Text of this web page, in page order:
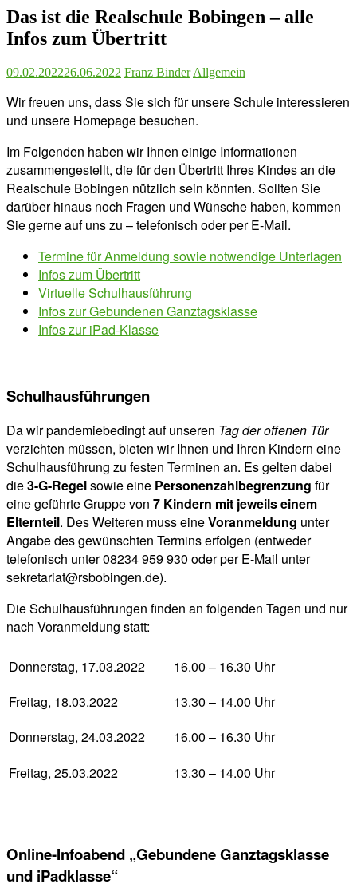
Das ist die Realschule Bobingen – alle
Infos zum Übertritt
09.02.202226.06.2022 Franz Binder Allgemein
Wir freuen uns, dass Sie sich für unsere Schule interessieren
und unsere Homepage besuchen.
Im Folgenden haben wir Ihnen einige Informationen
zusammengestellt, die für den Übertritt Ihres Kindes an die
Realschule Bobingen nützlich sein könnten. Sollten Sie
darüber hinaus noch Fragen und Wünsche haben, kommen
Sie gerne auf uns zu – telefonisch oder per E-Mail.
Termine für Anmeldung sowie notwendige Unterlagen
Infos zum Übertritt
Virtuelle Schulhausführung
Infos zur Gebundenen Ganztagsklasse
Infos zur iPad-Klasse
Schulhausführungen
Da wir pandemiebedingt auf unseren Tag der offenen Tür
verzichten müssen, bieten wir Ihnen und Ihren Kindern eine
Schulhausführung zu festen Terminen an. Es gelten dabei
die3-G-Regelsowie eine Personenzahlbegrenzung für
eine geführte Gruppe von 7 Kindern mit jeweils einem
Elternteil. Des Weiteren muss eineVoranmeldung unter
Angabe des gewünschten Termins erfolgen (entweder
telefonisch unter 08234 959 930 oder per E-Mail unter
sekretariat@rsbobingen.de).
Die Schulhausführungen finden an folgenden Tagen und nur
nach Voranmeldung statt:
Donnerstag, 17.03.2022
16.00 – 16.30 Uhr
Freitag, 18.03.2022
13.30 – 14.00 Uhr
Donnerstag, 24.03.2022
16.00 – 16.30 Uhr
Freitag, 25.03.2022
13.30 – 14.00 Uhr
Online-Infoabend „Gebundene Ganztagsklasse
und iPadklasse“